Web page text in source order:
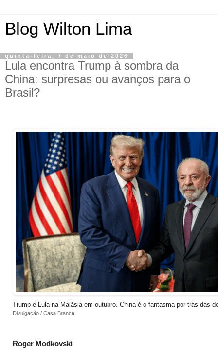
Blog Wilton Lima
quinta-feira, 7 de maio de 2026
Lula encontra Trump à sombra da
China: surpresas ou avanços para o
Brasil?
Trump e Lula na Malásia em outubro. China é o fantasma por trás das
Divulgação / Casa Branca
Roger Modkovski